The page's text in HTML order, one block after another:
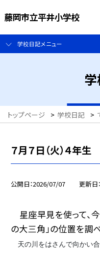
藤岡市立平井小学校
学校日記メニュー
トップページ > 学校日記 >
７月７日（火）４年
公開日 2026/07/07 更新日
星座早見を使って、
の大三角」の位置を調
天の川をはさんで向かい